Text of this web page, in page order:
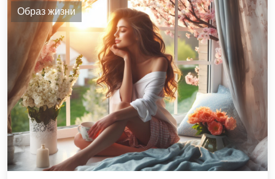
Образ жизни